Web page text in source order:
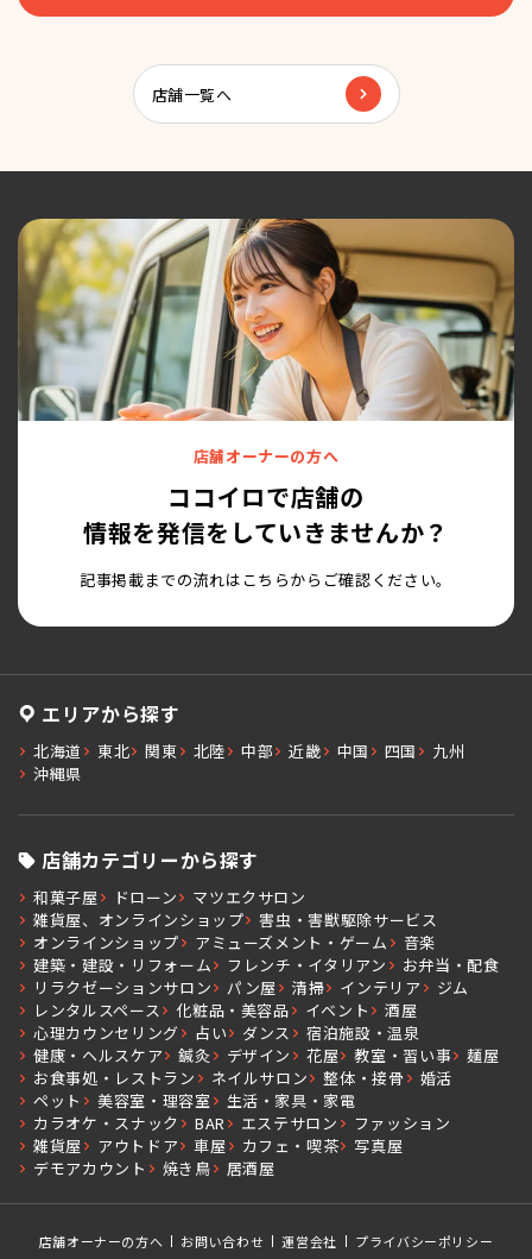
店舗一覧へ
店舗オーナーの方へ
ココイロで店舗の
情報を発信をしていきませんか？
記事掲載までの流れはこちらからご確認ください。
エリアから探す
北海道 東北 関東 北陸 中部 近畿 中国 四国
九州
沖縄県
店舗カテゴリーから探す
和菓子屋 ドローン
マツエクサロン
雑貨屋、オンラインショップ
害虫・害獣駆除サービス
オンラインショップ
アミューズメント・ゲーム
音楽
建築・建設・リフォーム
フレンチ・イタリアン
お弁当・配食
リラクゼーションサロン
パン屋 清掃 インテリア
ジム
レンタルスペース
化粧品・美容品 イベント
酒屋
心理カウンセリング
占い ダンス
宿泊施設・温泉
健康・ヘルスケア
鍼灸 デザイン 花屋 教室・習い事
麺屋
お食事処・レストラン
ネイルサロン 整体・接骨
婚活
ペット
美容室・理容室
生活・家具・家電
カラオケ・スナック
BAR エステサロン
ファッション
雑貨屋
アウトドア 車屋 カフェ・喫茶
写真屋
デモアカウント
焼き鳥 居酒屋
店舗オーナーの方へ お問い合わせ 運営会社 プライバシーポリシー